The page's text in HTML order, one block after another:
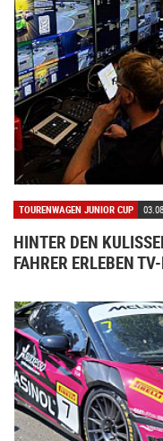
TOURENWAGEN JUNIOR CUP
HINTER DEN
FAHRER ERLEBEN